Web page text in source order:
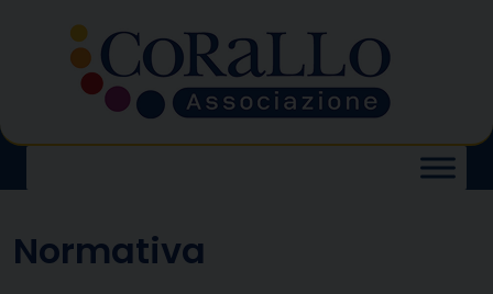
content
Normativa